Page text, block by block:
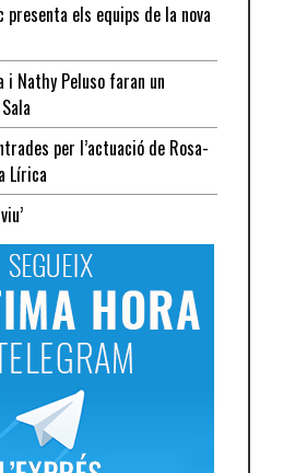
presenta els equips de la nova
i Nathy Peluso faran un
per l’actuació de Rosa-
Lírica